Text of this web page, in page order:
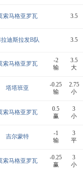
索马格亚罗瓦 3.5
迪斯拉发B队 3.5
索马格亚罗瓦
-2
输
3.5
大
塔塔班亚
-0.25
输
2.75
小
索马格亚罗瓦
0.5
赢
3
小
吉尔蒙特
-1
输
3
平
索马格亚罗瓦
-0.25
赢
3
小